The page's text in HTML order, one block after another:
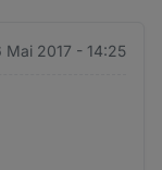
Mai 2017 - 14:25